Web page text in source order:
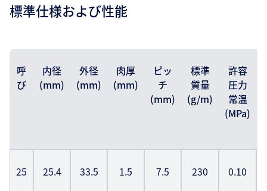
標準仕様および性能
呼
び
内径
(mm)
外径
(mm)
肉厚
(mm)
ピッ
チ
(mm)
標準
質量
(g/m)
許容
圧力
常温
(MPa)
25 25.4 33.5 1.5 7.5 230 0.10